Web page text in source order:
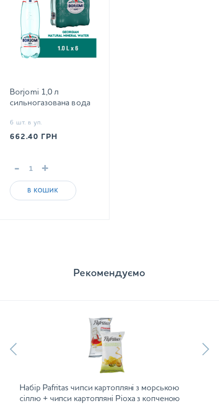
Borjomi 1,0 л
сильногазована вода
6 шт. в уп.
662.40 ГРН
- +
В КОШИК
Рекомендуємо
Набір Pafritas чипси картопляні з морською
сіллю + чипси картопляні Ріоха з копченою